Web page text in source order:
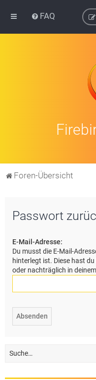
FAQ
Foren-Übersicht
Passwort
E-Mail-Adresse:
Du musst die E-Mail-
hinterlegt ist. Diese hast
oder nachträglich in